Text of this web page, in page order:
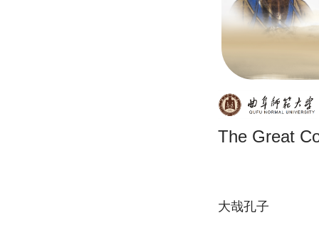
The Great
大哉孔子